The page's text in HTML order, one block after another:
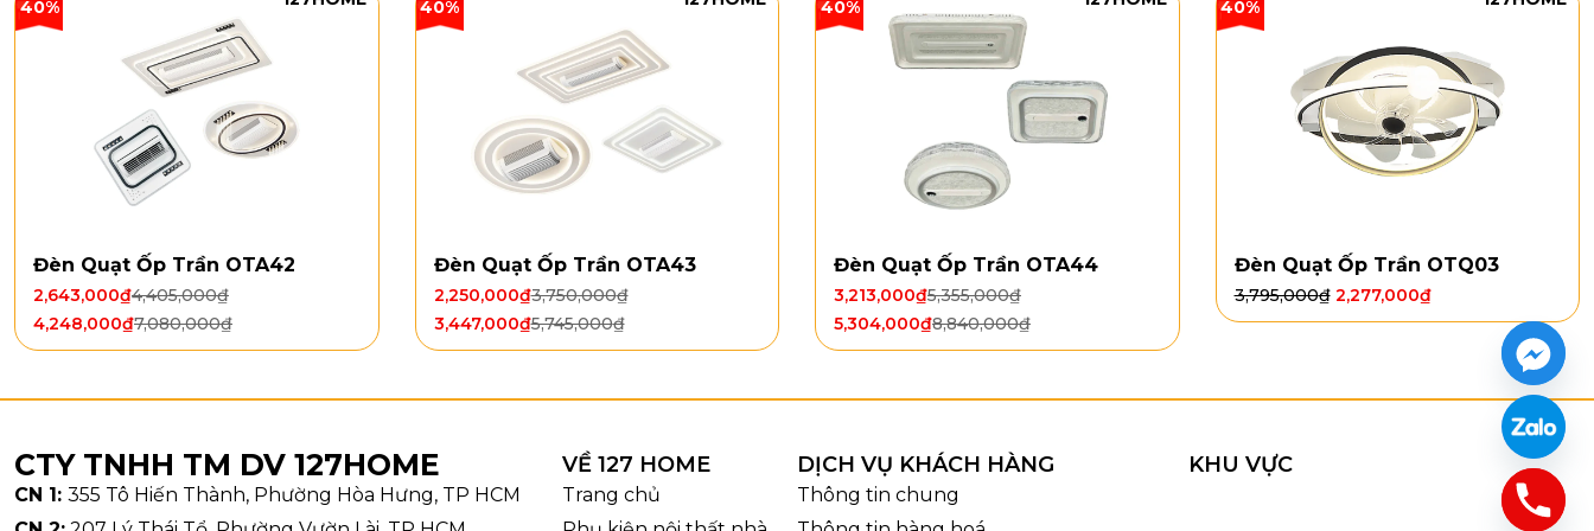
gian có diện tích vừa đến rộng. Động cơ DC công suất 55W giúp quạt vận hành ổn định, tiết kiệm điện và phù hợp sử dụng
thường xuyên trong gia đình. Điều khiển 5 tốc độ giúp người dùng dễ dàng chọn mức gió phù hợp theo thời tiết, thời điểm
trong ngày hoặc nhu cầu sinh hoạt. Chế độ quay 2 chiều cũng hỗ trợ lưu thông không khí hiệu quả, giúp căn phòng luôn
thông thoáng và dễ chịu hơn.
40%
Đèn Quạt Ốp Trần OTA42
4,405,000₫
2,643,000₫
7,080,000₫
4,248,000₫
40%
Đèn Quạt Ốp Trần OTA43
3,750,000₫
2,250,000₫
5,745,000₫
3,447,000₫
40%
Đèn Quạt Ốp Trần OTA44
5,355,000₫
3,213,000₫
8,840,000₫
5,304,000₫
40%
Đèn Quạt Ốp Trần OTQ03
3,795,000₫ 2,277,000₫
CTY TNHH TM DV 127HOME
CN 1: 355 Tô Hiến Thành, Phường Hòa Hưng, TP HCM
VỀ 127 HOME
Trang chủ
DỊCH VỤ KHÁCH HÀNG
Thông tin chung
KHU VỰC